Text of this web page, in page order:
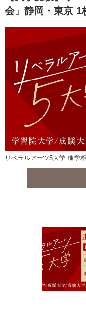
会」静岡・東京 1
リベラルアーツ5大学 進学